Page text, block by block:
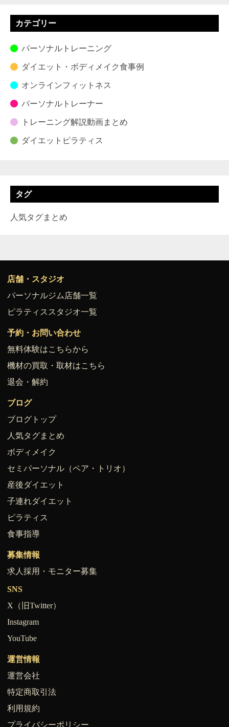
カテゴリー
パーソナルトレーニング
ダイエット・ボディメイク食事例
オンラインフィットネス
パーソナルトレーナー
トレーニング解説動画まとめ
ダイエットピラティス
タグ
人気タグまとめ
店舗・スタジオ
パーソナルジム店舗一覧
ピラティススタジオ一覧
予約・お問い合わせ
無料体験はこちらから
機材の買取・取材はこちら
退会・解約
ブログ
ブログトップ
人気タグまとめ
ボディメイク
セミパーソナル（ペア・トリオ）
産後ダイエット
子連れダイエット
ピラティス
食事指導
募集情報
求人採用・モニター募集
SNS
X（旧Twitter）
Instagram
YouTube
運営情報
運営会社
特定商取引法
利用規約
プライバシーポリシー